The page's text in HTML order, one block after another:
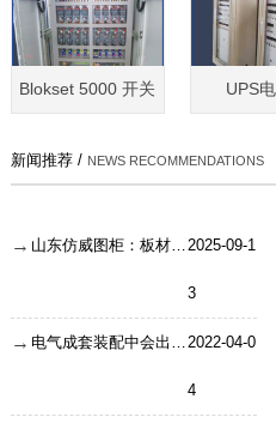
Blokset 5000 开关 UPS
新闻推荐 / NEWS RECOMMENDATIONS
山东仿威图柜：板材种类、涂层材料、加工工艺决定了机柜的稳定性2025-09-1
3
电气成套装配中会出现什么问题？2022-04-0
4